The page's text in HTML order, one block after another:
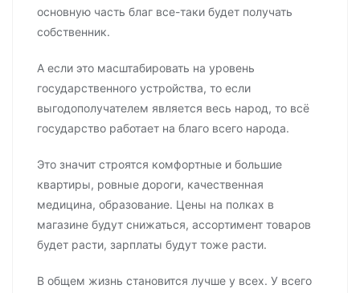
основную часть благ все-таки будет получать
собственник.
А если это масштабировать на уровень
государственного устройства, то если
выгодополучателем является весь народ, то всё
государство работает на благо всего народа.
Это значит строятся комфортные и большие
квартиры, ровные дороги, качественная
медицина, образование. Цены на полках в
магазине будут снижаться, ассортимент товаров
будет расти, зарплаты будут тоже расти.
В общем жизнь становится лучше у всех. У всего